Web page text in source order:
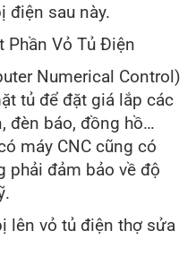
điện sau này.
Phần Vỏ Tủ Điện
Numerical Control)
tủ để đặt giá lắp các
đèn báo, đồng hồ…
máy CNC cũng có
phải đảm bảo về độ
lên vỏ tủ điện thợ sửa